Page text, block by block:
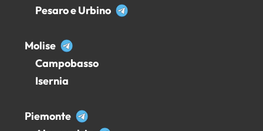
Pesaro e Urbino
Molise
Campobasso
Isernia
Piemonte